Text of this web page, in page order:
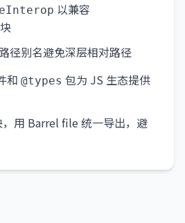
以兼容
径别名避免深层相对路径
和 @types 包为 JS 生态提供
用 Barrel file 统一导出，避